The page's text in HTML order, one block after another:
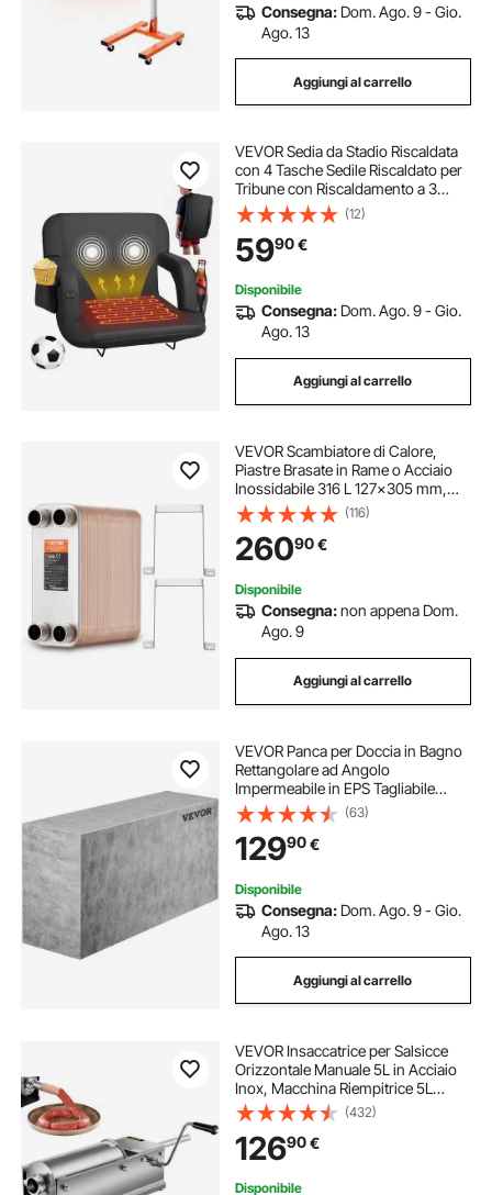
Consegna: Dom. Ago. 9 - Gio.
Ago. 13
Aggiungi al carrello
VEVOR Sedia da Stadio Riscaldata
con 4 Tasche Sedile Riscaldato per
Tribune con Riscaldamento a 3
Livelli e 6 Modalità di Vibrazione,
Cuscino Portatile per Eventi Sportivi
in ​​Campeggio
(12)
5990€
Disponibile
Consegna: Dom. Ago. 9 - Gio.
Ago. 13
Aggiungi al carrello
VEVOR Scambiatore di Calore,
Piastre Brasate in Rame o Acciaio
Inossidabile 316 L 127x305 mm,
100 Piastre, per Riscaldamento a
Pavimento, Riscaldamento Acqua,
Scioglimento Neve,
Raffreddamento Birra
(116)
26090€
Disponibile
Consegna:non appena Dom.
Ago. 9
Aggiungi al carrello
VEVOR Panca per Doccia in Bagno
Rettangolare ad Angolo
Impermeabile in EPS Tagliabile
Capacità di Carico Max. 200 kg,
Panca per Doccia Sauna in Bagno
Rettangolare in EPS Rinforzata 50 x
29 x 97 cm
(63)
12990€
Disponibile
Consegna: Dom. Ago. 9 - Gio.
Ago. 13
Aggiungi al carrello
VEVOR Insaccatrice per Salsicce
Orizzontale Manuale 5L in Acciaio
Inox, Macchina Riempitrice 5L
Orizzontale per Salsiccia Salumi da
Tavolo Manuale Uso Commerciale
Casalingo, Riempitrice di Salsicce
(432)
12690€
Disponibile